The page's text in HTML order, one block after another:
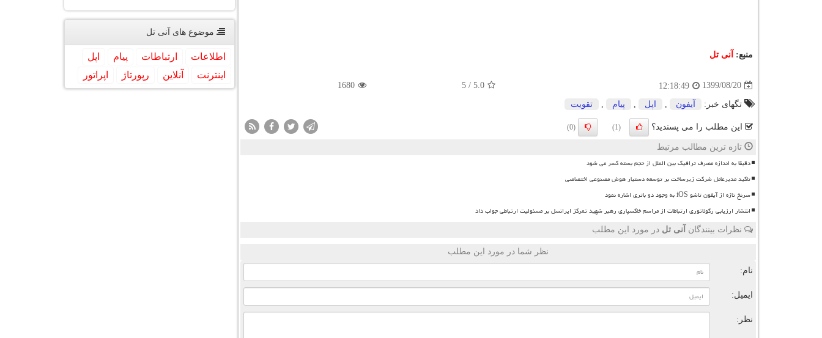
منبع: آنی تل
1399/08/20
12:18:49
5.0
/
5
1680
تگهای خبر: آیفون اپل پیام تقویت
این مطلب را می پسندید؟ (1)
(0)
تازه ترین مطالب مرتبط
دقیقا به اندازه مصرف ترافیک بین الملل از حجم بسته کسر می شود
تاکید مدیرعامل شرکت زیرساخت بر توسعه دستیار هوش مصنوعی اختصاصی
سرنخ تازه از آیفون تاشو iOS به وجود دو باتری اشاره نمود
انتشار ارزیابی رگولاتوری ارتباطات از مراسم خاکسپاری رهبر شهید تمرکز ایرانسل بر مسئولیت ارتباطی جواب داد
نظرات بینندگان آنی تل در مورد این مطلب
نظر شما در مورد این مطلب
نام:
ایمیل:
نظر:
موضوع های آنی تل
اطلاعات ارتباطات پیام
اپل
اینترنت
آنلاین رپورتاژ اپراتور